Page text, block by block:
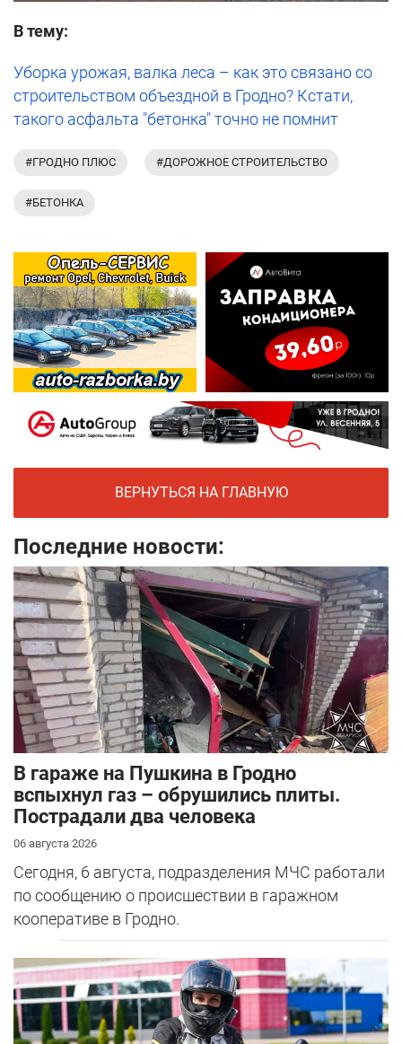
В тему:
Уборка урожая, валка леса – как это связано со
строительством объездной в Гродно? Кстати,
такого асфальта "бетонка" точно не помнит
#ГРОДНО ПЛЮС #ДОРОЖНОЕ СТРОИТЕЛЬСТВО
#БЕТОНКА
ВЕРНУТЬСЯ НА ГЛАВНУЮ
Последние новости:
В гараже на Пушкина в Гродно
вспыхнул газ – обрушились плиты.
Пострадали два человека
06 августа 2026
Сегодня, 6 августа, подразделения МЧС работали
по сообщению о происшествии в гаражном
кооперативе в Гродно.